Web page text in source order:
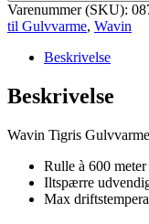
-
rulle
600
antal
Varenummer (SKU):
til Gulvvarme, Wavin
Beskrivelse
Beskrivelse
Wavin Tigris
Rulle à 600 meter
Iltspærre
Max